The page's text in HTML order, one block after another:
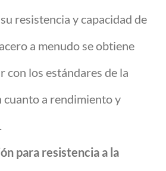
resistencia y capacidad de
a menudo se obtiene
con los estándares de la
cuanto a rendimiento y
para resistencia a la